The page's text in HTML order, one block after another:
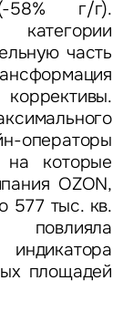
58% г/г).
часть
на которые
OZON,
577 тыс. кв.
площадей